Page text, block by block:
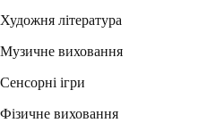
Художня література
Музичне виховання
Сенсорні ігри
Фізичне виховання